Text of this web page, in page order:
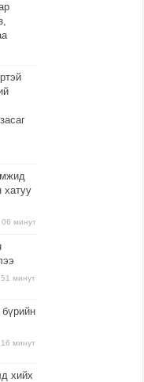
хатуу
минут
минут
минут
хийх